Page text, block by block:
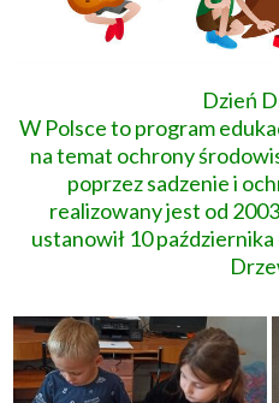
Dzień
W Polsce to program
na temat ochrony
poprzez sadzenie i
realizowany jest od
ustanowił 10